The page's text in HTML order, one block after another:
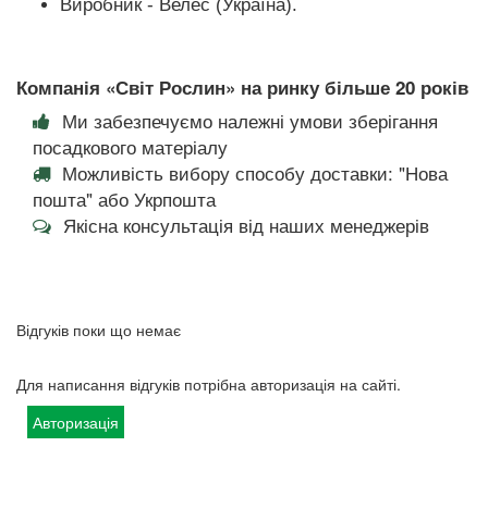
Виробник - Велес (Україна).
Компанія «Світ Рослин» на ринку більше 20 років
Ми забезпечуємо належні умови зберігання
посадкового матеріалу
Можливість вибору способу доставки: "Нова
пошта" або Укрпошта
Якісна консультація від наших менеджерів
Відгуків поки що немає
Для написання відгуків потрібна авторизація на сайті.
Авторизація